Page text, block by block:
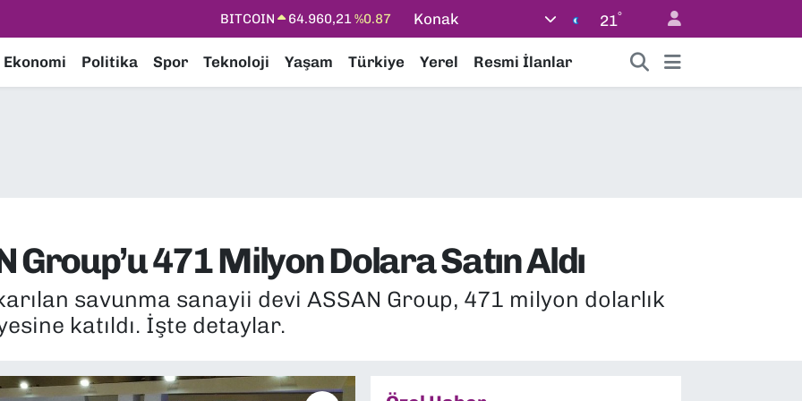
DOLAR 47,7436%0.18
STERLİN
64,4811%0.38
Konak 21°
Ekonomi Politika Spor Teknoloji Yaşam Türkiye Yerel Resmi İlanlar
Group’u 471 Milyon Dolara Satın Aldı
savunma sanayii devi ASSAN Group, 471 milyon dolarlık
katıldı. İşte detaylar.